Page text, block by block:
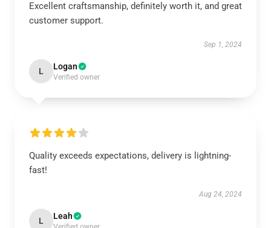
Excellent craftsmanship, definitely worth it, and great
customer support.
Sep 1, 2024
L Logan
Verified owner
Quality exceeds expectations, delivery is lightning-
fast!
Aug 24, 2024
L Leah